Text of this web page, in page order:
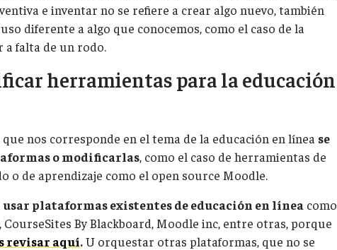
e inventar no se refiere a crear algo nuevo, también
diferente a algo que conocemos, como el caso de la
a falta de un rodo.
herramientas para la educación
nos corresponde en el tema de la educación en línea se
o modificarlas, como el caso de herramientas de
o de aprendizaje como el open source Moodle.
usar plataformas existentes de educación en línea como
CourseSites By Blackboard, Moodle inc, entre otras, porque
revisar aquí.U orquestar otras plataformas, que no se